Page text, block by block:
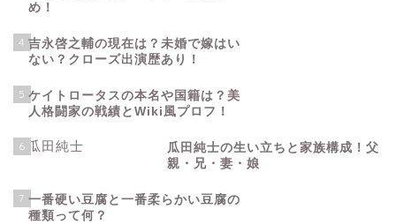
め！
4 吉永啓之輔の現在は？未婚で嫁はい
ない？クローズ出演歴あり！
5 ケイトロータスの本名や国籍は？美
人格闘家の戦績とWiki風プロフ！
6
瓜田純士の生い立ちと家族構成！父
親・兄・妻・娘
7 一番硬い豆腐と一番柔らかい豆腐の
種類って何？